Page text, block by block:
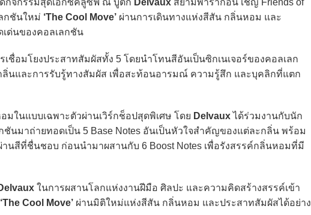
ดกิจกรรมสุดเอ็กซ์คลูซีฟ ณ บูติก Delvaux สยามพารากอน เชิญ Friends of
กชันใหม่ ‘The Cool Move’ ผ่านการเดินทางแห่งสีสัน กลิ่นหอม และ
ด่นของคอลเลกชัน
โยงประสาทสัมผัสทั้ง 5 โดยนำโทนสีอันเป็นซิกเนเจอร์ของคอลเลก
นและการรับรู้ทางสัมผัส เพื่อสะท้อนอารมณ์ ความรู้สึก และบุคลิกที่แตก
นแบบเฉพาะตัวผ่านเวิร์กช็อปสุดพิเศษ โดย Delvauxได้ร่วมงานกับนัก
ชันมาถ่ายทอดเป็น 5 Base Notes อันเป็นหัวใจสำคัญของแต่ละกลิ่น พร้อม
านสีที่ชื่นชอบ ก่อนนำมาผสานกับ 6 Boost Notes เพื่อรังสรรค์กลิ่นหอมที่มี
ในการผสานโลกแห่งงานฝีมือ ศิลปะ และความคิดสร้างสรรค์เข้า
‘The Cool Move’ ผ่านมิติใหม่แห่งสีสัน กลิ่นหอม และประสาทสัมผัสได้อย่าง